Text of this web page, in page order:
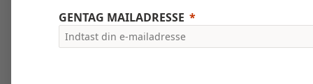
GENTAG MAILADRESSE